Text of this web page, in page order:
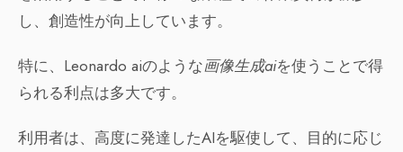
し、創造性が向上しています。
特に、Leonardo aiのような画像生成aiを使うことで得
られる利点は多大です。
利用者は、高度に発達したAIを駆使して、目的に応じ